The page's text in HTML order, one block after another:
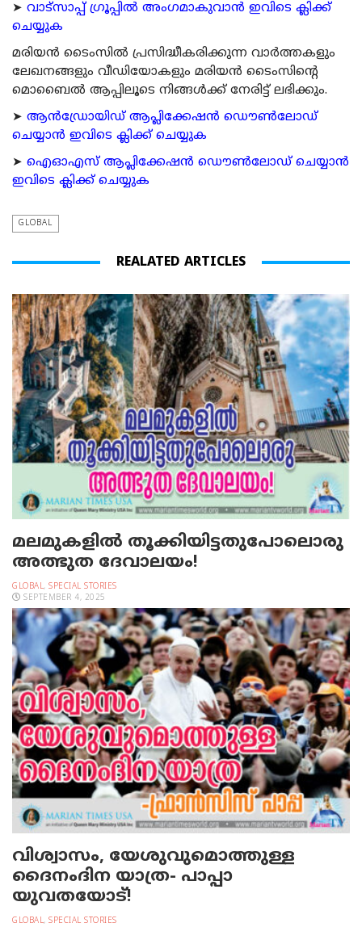
➤ വാട്സാപ്പ് ഗ്രൂപ്പിൽ അംഗമാകുവാൻ ഇവിടെ ക്ലിക്ക്
ചെയ്യുക
മരിയന്‍ ടൈംസില്‍ പ്രസിദ്ധീകരിക്കുന്ന വാര്‍ത്തകളും
ലേഖനങ്ങളും വീഡിയോകളും മരിയന്‍ ടൈംസിന്റെ
മൊബൈല്‍ ആപ്പിലൂടെ നിങ്ങള്‍ക്ക് നേരിട്ട് ലഭിക്കും.
➤ ആന്‍ഡ്രോയിഡ് ആപ്ലിക്കേഷന്‍ ഡൌണ്‍ലോഡ്
ചെയ്യാന്‍ ഇവിടെ ക്ലിക്ക് ചെയ്യുക
➤ ഐഓഎസ് ആപ്ലിക്കേഷന്‍ ഡൌണ്‍ലോഡ് ചെയ്യാന്‍
ഇവിടെ ക്ലിക്ക് ചെയ്യുക
GLOBAL
REALATED ARTICLES
മലമുകളില്‍ തൂക്കിയിട്ടതുപോലൊരു
അത്ഭുത ദേവാലയം!
GLOBAL, SPECIAL STORIES
SEPTEMBER 4, 2025
വിശ്വാസം, യേശുവുമൊത്തുള്ള
ദൈനംദിന യാത്ര- പാപ്പാ
യുവതയോട്!
GLOBAL, SPECIAL STORIES